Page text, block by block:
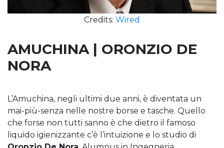
Credits: Wired
AMUCHINA | ORONZIO DE
NORA
L’Amuchina, negli ultimi due anni, è diventata un
mai-più-senza nelle nostre borse e tasche. Quello
che forse non tutti sanno è che dietro il famoso
liquido igienizzante c’è l’intuizione e lo studio di